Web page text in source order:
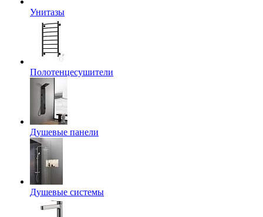
Унитазы
Полотенцесушители
Душевые панели
Душевые системы